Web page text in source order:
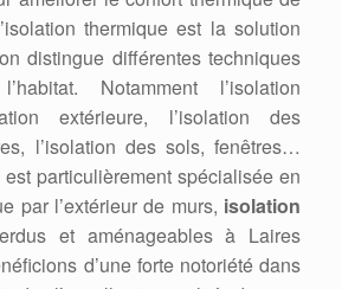
thermique est la solution
distingue différentes techniques
Notamment l’isolation
extérieure, l’isolation des
l’isolation des sols, fenêtres…
particulièrement spécialisée en
par l’extérieur de murs, isolation
et aménageables à Laires
d’une forte notoriété dans